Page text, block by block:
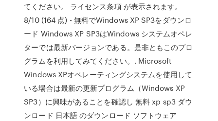
てください。 ライセンス条項 が表示されます。
8/10 (164 点) - 無料でWindows XP SP3をダウンロ
ード Windows XP SP3はWindows システムオペレ
ターでは最新バージョンである。是非ともこのプロ
グラムを利用してみてください。. Microsoft
Windows XPオペレーティングシステムを使用して
いる場合は最新の更新プログラム（Windows XP
SP3）に興味があることを確認し 無料 xp sp3 ダウ
ンロード 日本語 のダウンロード ソフトウェア